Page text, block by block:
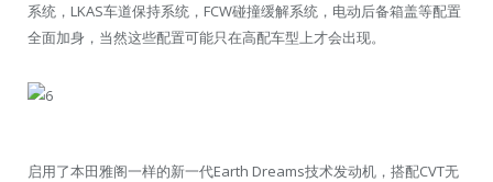
系统，LKAS车道保持系统，FCW碰撞缓解系统，电动后备箱盖等配置
全面加身，当然这些配置可能只在高配车型上才会出现。
启用了本田雅阁一样的新一代Earth Dreams技术发动机，搭配CVT无